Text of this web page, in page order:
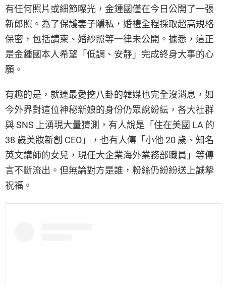
有任何照片或細節曝光，金鍾國僅在今日公開了一張
新郎照。為了保護妻子隱私，婚禮全程採取超高規格
保密，包括請柬、婚紗照等一律未公開。據悉，這正
是金鍾國本人希望「低調、安靜」完成終身大事的心
願。
有趣的是，就連最愛挖八卦的韓媒也完全沒消息，如
今外界對這位神秘新娘的身份仍眾說紛紜，各大社群
與 SNS 上湧現大量猜測，有人說是「住在美國 LA 的
38 歲美妝新創 CEO」，也有人傳「小他 20 歲、知名
英文講師的女兒，現任大企業海外業務部職員」等傳
言不斷流出。但無論對方是誰，粉絲仍紛紛送上誠摯
祝福。